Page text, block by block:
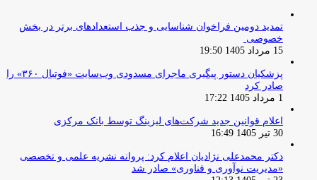
تمدید دومین فراخوان شناسایی و جذب استعدادهای برتر در بخش
خصوصی
15 مرداد 1405 19:50
پزشکیان دستور پیگیری ماجرای مسدودی وب‌سایت «فوتبال ۳۶۰» را
صادر کرد
1 مرداد 1405 17:22
اعلام قوانین جدید شرکت‌های لیزینگ توسط بانک مرکزی
30 تیر 1405 16:49
دکتر محمدعلی نژادیان اعلام کرد: پروانه نشریه علمی و تخصصی
«مدیریت نوآوری و فناوری» صادر شد